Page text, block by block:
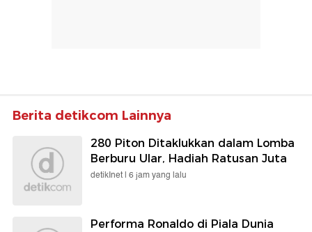
Berita detikcom Lainnya
280 Piton Ditaklukkan dalam Lomba
Berburu Ular, Hadiah Ratusan Juta
detikInet | 6 jam yang lalu
Performa Ronaldo di Piala Dunia